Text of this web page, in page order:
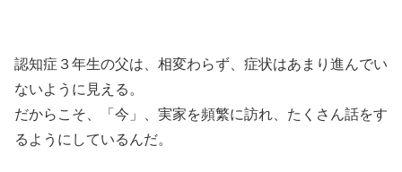
認知症３年生の父は、相変わらず、症状はあまり進んでい
ないように見える。
だからこそ、「今」、実家を頻繁に訪れ、たくさん話をす
るようにしているんだ。